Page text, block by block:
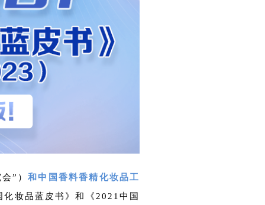
会”）和中国香料香精化妆品工
妆品蓝皮书》和《2021中国